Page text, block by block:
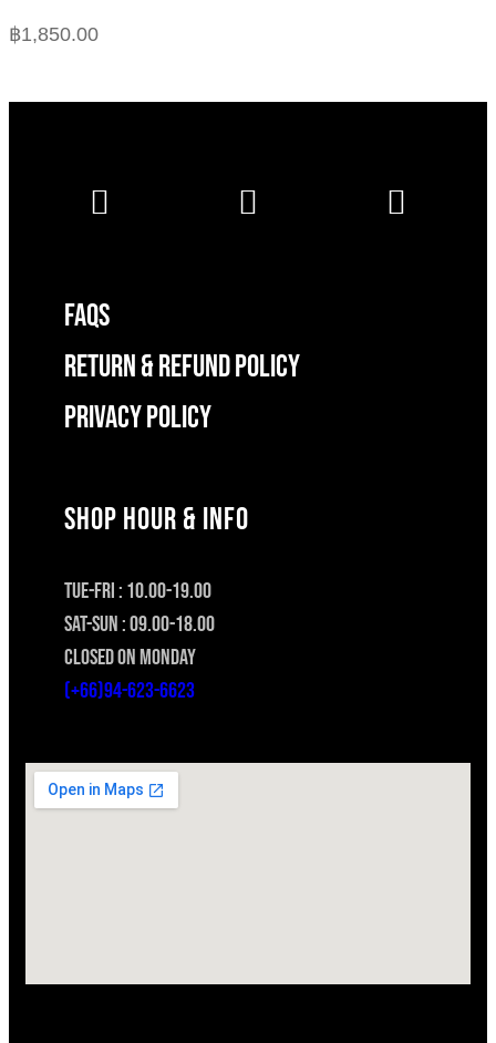
฿1,850.00
FAQS
RETURN & REFUND POLICY
Privacy Policy
SHOP HOUR & INFO
TUE-FRI : 10.00-19.00
SAT-SUN : 09.00-18.00
CLOSED ON MONDAY
(+66)94-623-6623